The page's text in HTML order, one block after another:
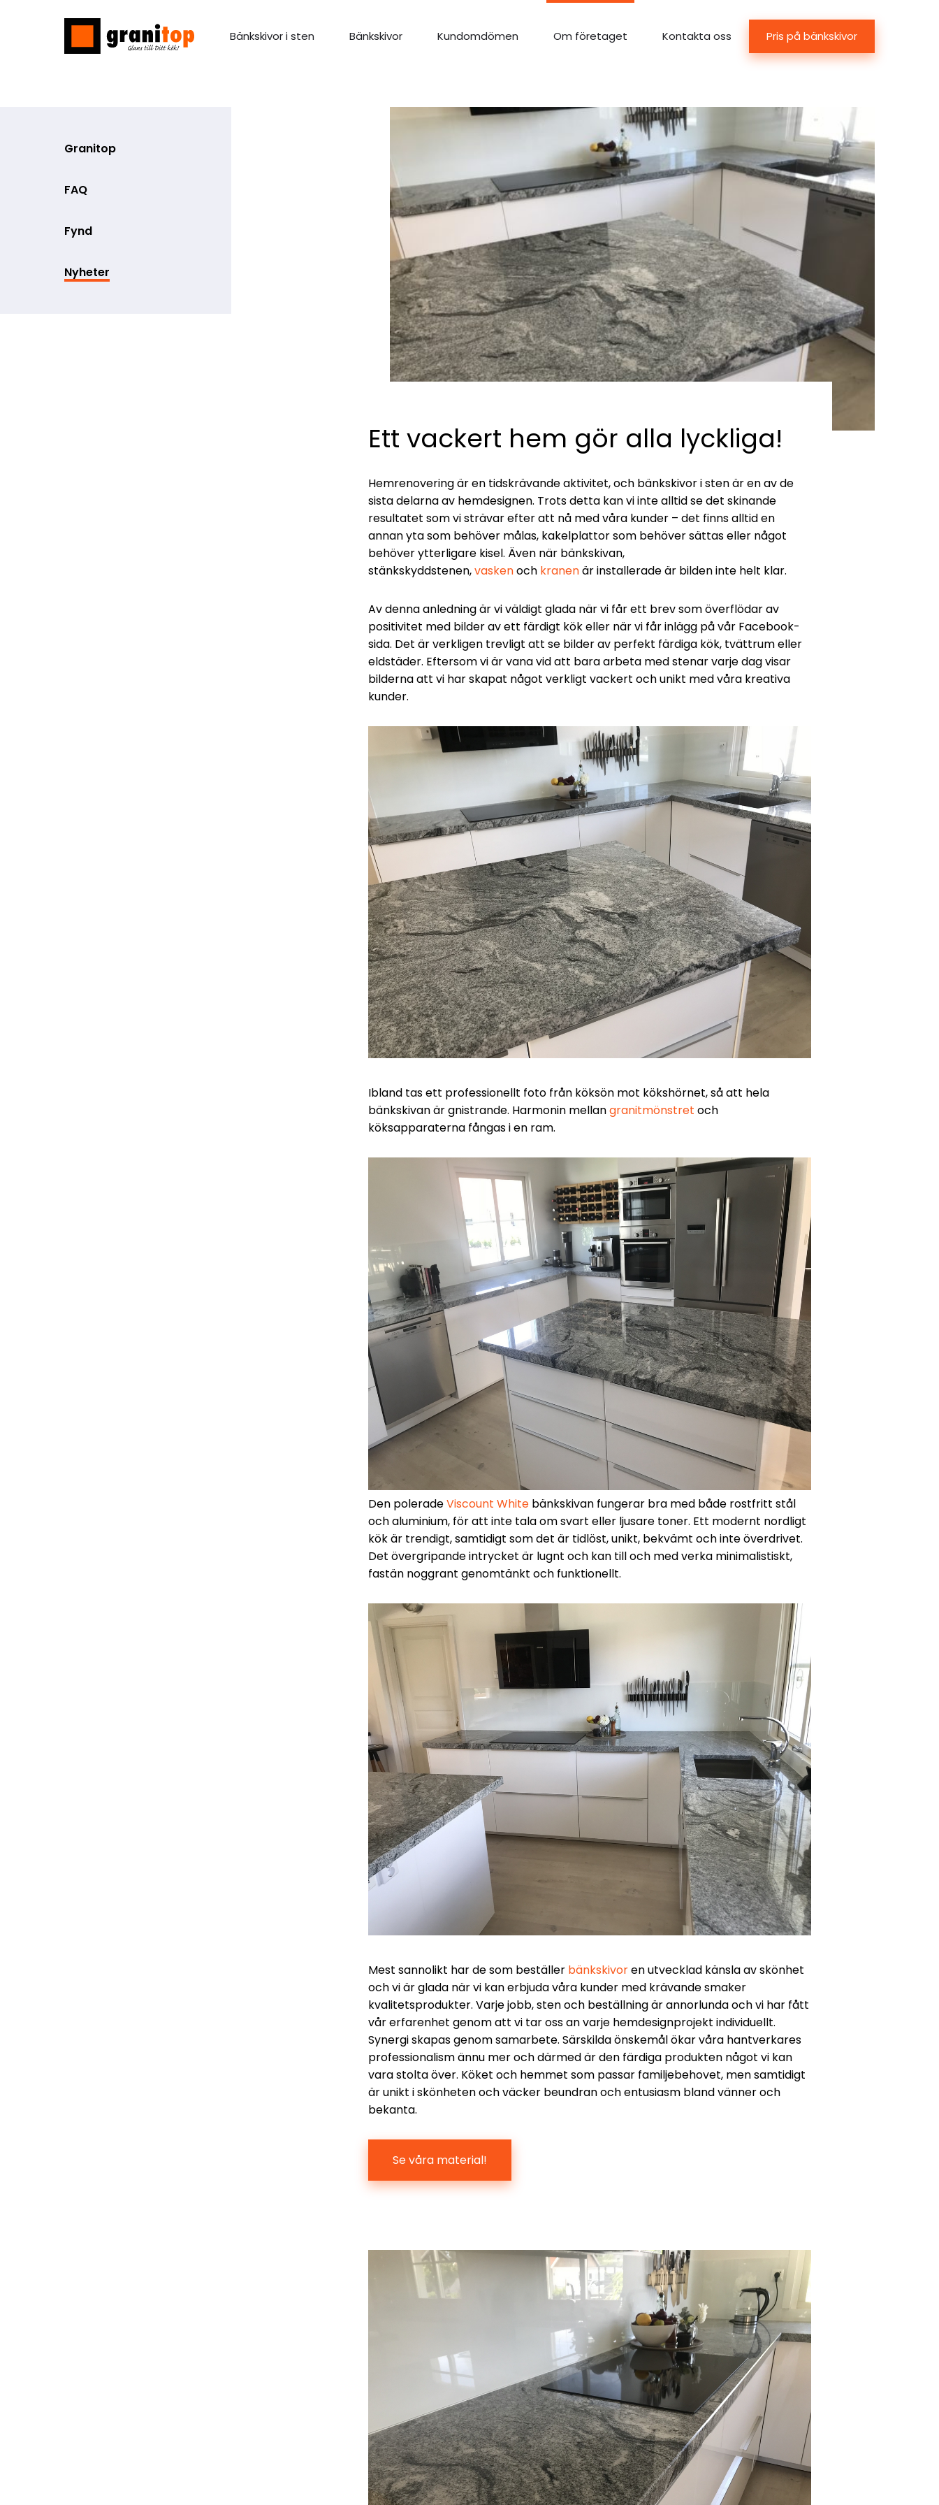
Bänkskivor i sten Bänkskivor Kundomdömen Om företaget Kontakta oss Pris på bänkskivor
Granitop
FAQ
Fynd
Nyheter
Ett vackert hem gör alla lyckliga!
Hemrenovering är en tidskrävande aktivitet, och bänkskivor i sten är en av de
sista delarna av hemdesignen. Trots detta kan vi inte alltid se det skinande
resultatet som vi strävar efter att nå med våra kunder – det finns alltid en
annan yta som behöver målas, kakelplattor som behöver sättas eller något
behöver ytterligare kisel. Även när bänkskivan,
stänkskyddstenen,vaskenoch kranenär installerade är bilden inte helt klar.
Av denna anledning är vi väldigt glada när vi får ett brev som överflödar av
positivitet med bilder av ett färdigt kök eller när vi får inlägg på vår Facebook-
sida. Det är verkligen trevligt att se bilder av perfekt färdiga kök, tvättrum eller
eldstäder. Eftersom vi är vana vid att bara arbeta med stenar varje dag visar
bilderna att vi har skapat något verkligt vackert och unikt med våra kreativa
kunder.
Ibland tas ett professionellt foto från köksön mot kökshörnet, så att hela
bänkskivan är gnistrande. Harmonin mellangranitmönstret och
köksapparaterna fångas i en ram.
Den poleradeViscount Whitebänkskivan fungerar bra med både rostfritt stål
och aluminium, för att inte tala om svart eller ljusare toner. Ett modernt nordligt
kök är trendigt, samtidigt som det är tidlöst, unikt, bekvämt och inte överdrivet.
Det övergripande intrycket är lugnt och kan till och med verka minimalistiskt,
fastän noggrant genomtänkt och funktionellt.
Mest sannolikt har de som beställer bänkskivoren utvecklad känsla av skönhet
och vi är glada när vi kan erbjuda våra kunder med krävande smaker
kvalitetsprodukter. Varje jobb, sten och beställning är annorlunda och vi har fått
vår erfarenhet genom att vi tar oss an varje hemdesignprojekt individuellt.
Synergi skapas genom samarbete. Särskilda önskemål ökar våra hantverkares
professionalism ännu mer och därmed är den färdiga produkten något vi kan
vara stolta över. Köket och hemmet som passar familjebehovet, men samtidigt
är unikt i skönheten och väcker beundran och entusiasm bland vänner och
bekanta.
Se våra material!